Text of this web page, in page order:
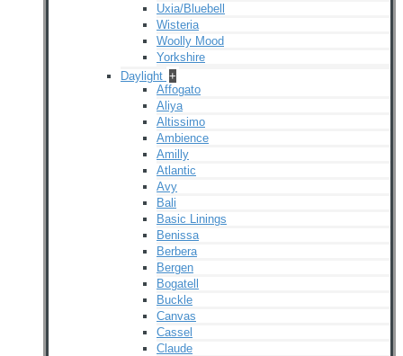
Uxia/Bluebell
Wisteria
Woolly Mood
Yorkshire
Daylight +
Affogato
Aliya
Altissimo
Ambience
Amilly
Atlantic
Avy
Bali
Basic Linings
Benissa
Berbera
Bergen
Bogatell
Buckle
Canvas
Cassel
Claude